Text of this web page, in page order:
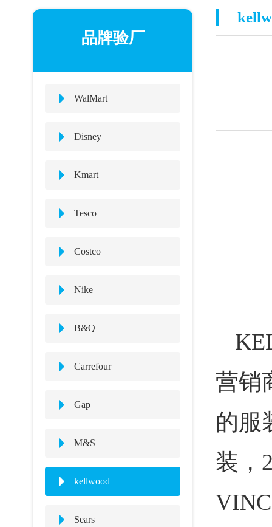
品牌验厂
WalMart
Disney
Kmart
Tesco
Costco
Nike
B&Q
Carrefour
Gap
M&S
kellwood
Sears
营销
的服
装，